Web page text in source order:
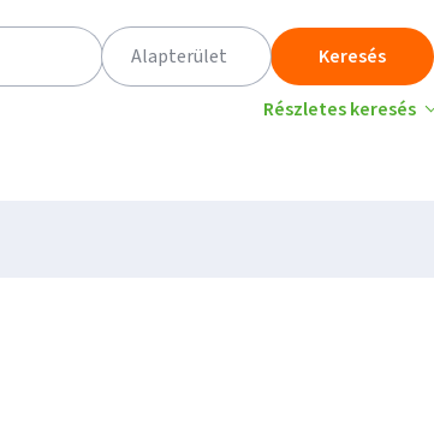
Alapterület
Keresés
Részletes keresés